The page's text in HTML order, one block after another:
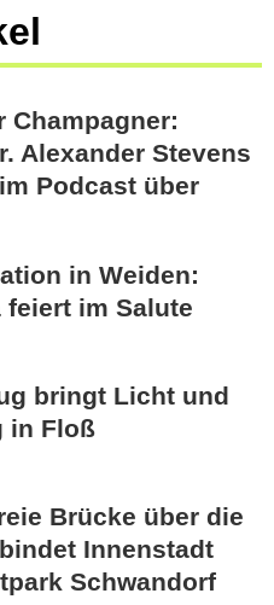
Champagner:
Alexander Stevens
Podcast über
in Weiden:
feiert im Salute
bringt Licht und
in Floß
Brücke über die
Innenstadt
Schwandorf